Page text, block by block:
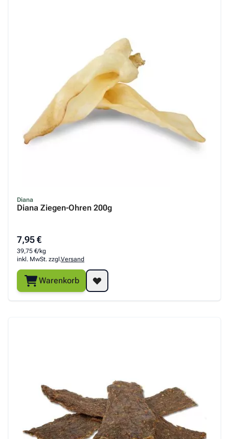
Diana
Diana Ziegen-Ohren 200g
7,95 €
39,75 €/kg
inkl. MwSt. zzgl.Versand
Warenkorb